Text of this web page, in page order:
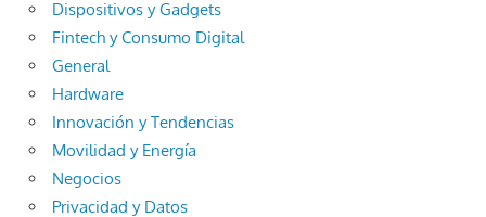
Dispositivos y Gadgets
Fintech y Consumo Digital
General
Hardware
Innovación y Tendencias
Movilidad y Energía
Negocios
Privacidad y Datos